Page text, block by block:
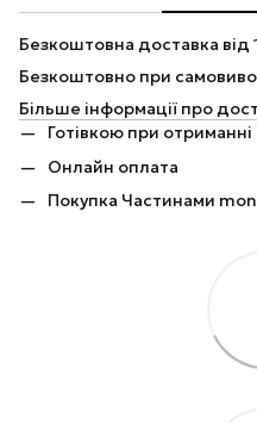
Безкоштовна доставка від
Безкоштовно при
Більше інформації про
Готівкою при отриманні
Онлайн оплата
Покупка Частинами